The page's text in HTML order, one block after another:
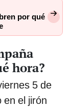
por qué
hora?
5 de
en el jirón